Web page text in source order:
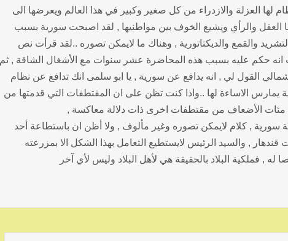
العزلة والازدراء من كل صغير وكبير في هذا العالم ويعرضها الى
العقل والرأي ويشيع الخوف بين مواطنيها , لقد اصبحت سورية بسبب
والقمع والديكتاتورية , وهناك ما لايمكن تصوره ..لقد قرأت نص
انه حكم عليه بسبب هذه المحاضرة عشر سنوات مع الأشغال الشاقة , ثم
القول لي , انه يدافع عن سورية , يا ابو سلمى انك تدافع عن نظام
يمارس الاساءة لها ..واذا كنت تظن على ان المقتطفات التي قدمتها من
مئات الأضعاف من مقتطفات اخرى ذات دلالة معاكسة ,
سورية , كلام لايمكن تصوره وغير مألوف , ولا أظن ان باستطاعة أحد
, والسيد الرئيس لايستطيع التعامل بهذا الشكل الا بمزرعته
, فملكية البلاد بالحقيقة هي لأهل البلاد وليس لأي آخر